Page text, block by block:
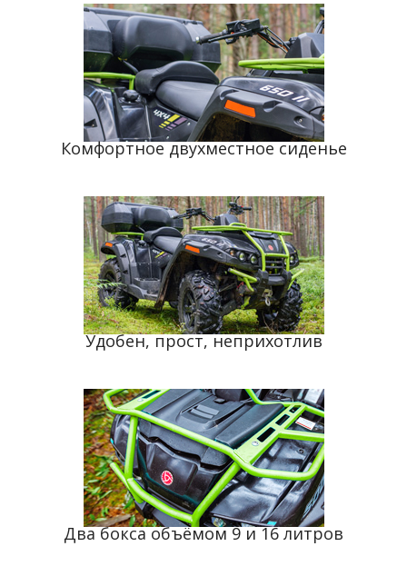
Комфортное двухместное сиденье
Удобен, прост, неприхотлив
Два бокса объёмом 9 и 16 литров